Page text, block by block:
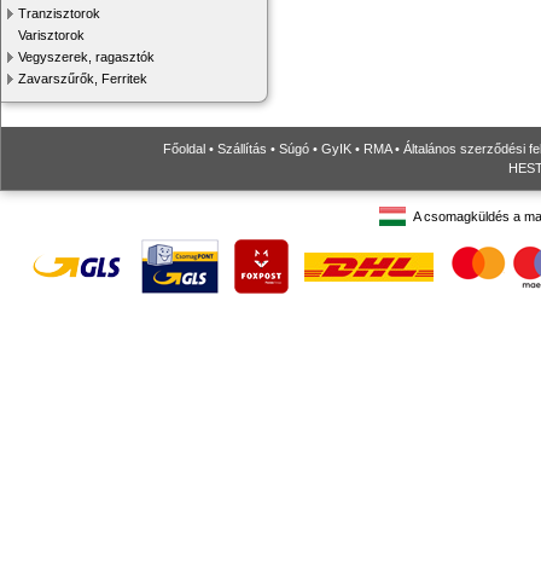
Tranzisztorok
Varisztorok
Vegyszerek, ragasztók
Zavarszűrők, Ferritek
Főoldal • Szállítás • Súgó • GyIK • RMA• Általános szerződési
A csomagküldés a